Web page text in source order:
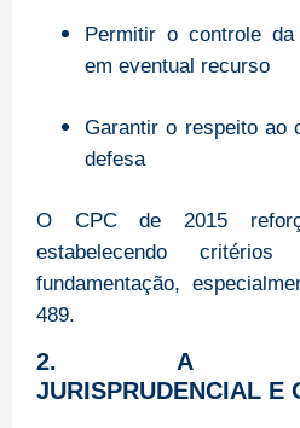
Permitir o controle
em eventual recurso
Garantir o respeito ao
defesa
O CPC de 2015
estabelecendo
fundamentação,
489.
2. A
JURISPRUDENCIAL E